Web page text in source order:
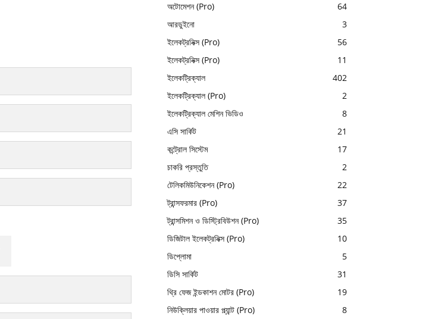
অটোমেশন (Pro)
64
আরডুইনো
3
ইলেকট্রনিক্স (Pro)
56
ইলেকট্রনিক্স (Pro)
11
ইলেকট্রিক্যাল
402
ইলেকট্রিক্যাল (Pro)
2
ইলেকট্রিক্যাল মেশিন ভিডিও
8
এসি সার্কিট
21
কন্ট্রোল সিস্টেম
17
চাকরি প্রস্তুতি
2
টেলিকমিউনিকেশন (Pro)
22
ট্রান্সফরমার (Pro)
37
ট্রান্সমিশন ও ডিস্ট্রিবিউশন (Pro)
35
ডিজিটাল ইলেকট্রনিক্স (Pro)
10
ডিপ্লোমা
5
ডিসি সার্কিট
31
থ্রি ফেজ ইন্ডকাশন মোটর (Pro)
19
নিউক্লিয়ার পাওয়ার প্ল্যান্ট (Pro)
8